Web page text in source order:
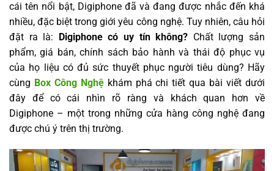
cái tên nổi bật, Digiphone đã và đang được nhắc đến khá
nhiều, đặc biệt trong giới yêu công nghệ. Tuy nhiên, câu hỏi
đặt ra là: Digiphone có uy tín không? Chất lượng sản
phẩm, giá bán, chính sách bảo hành và thái độ phục vụ
của họ liệu có đủ sức thuyết phục người tiêu dùng? Hãy
cùng Box Công Nghệkhám phá chi tiết qua bài viết dưới
đây để có cái nhìn rõ ràng và khách quan hơn về
Digiphone – một trong những cửa hàng công nghệ đang
được chú ý trên thị trường.